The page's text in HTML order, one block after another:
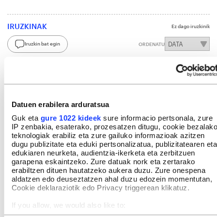
Datuen erabilera arduratsua
Guk eta gure 1022 kideek sure informacio pertsonala, zure
IP zenbakia, esaterako, prozesatzen ditugu, cookie bezalako
teknologiak erabiliz eta zure gailuko informazioak azitzen
dugu publizitate eta eduki pertsonalizatua, publizitatearen eta
edukiaren neurketa, audientzia-ikerketa eta zerbitzuen
garapena eskaintzeko. Zure datuak nork eta zertarako
erabiltzen dituen hautatzeko aukera duzu. Zure onespena
aldatzen edo deuseztatzen ahal duzu edozein momentutan,
Cookie deklaraziotik edo Privacy triggerean klikatuz.
If you allow, we would also like to:
IRUZKINAK Ez dago iruzkinik
Iruzkin bat egin ORDENATU